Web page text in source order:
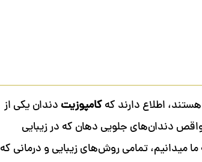
اطلاع دارند کهکامپوزیت دندان یکی از
دندان‌های جلویی دهان که در زیبایی
میدانیم، تمامی روش‌های زیبایی و درمانی که